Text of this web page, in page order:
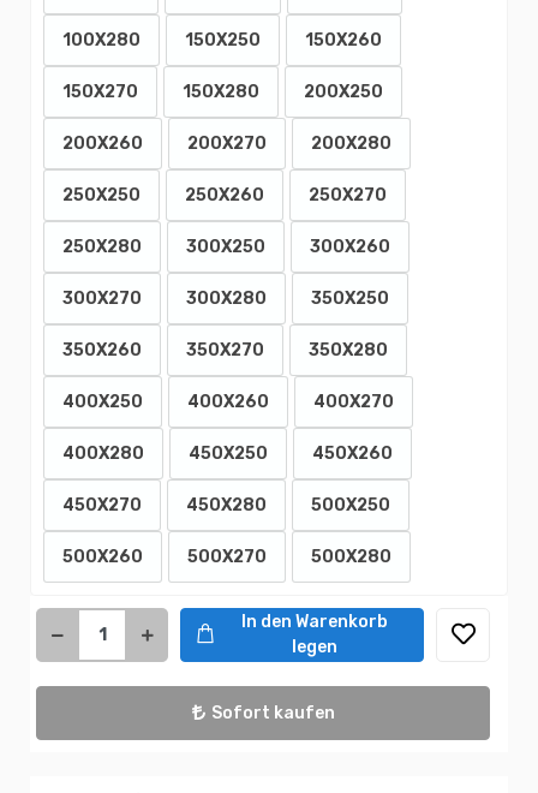
100X280 150X250 150X260
150X270 150X280 200X250
200X260 200X270 200X280
250X250 250X260 250X270
250X280 300X250 300X260
300X270 300X280 350X250
350X260 350X270 350X280
400X250 400X260 400X270
400X280 450X250 450X260
450X270 450X280 500X250
500X260 500X270 500X280
In den Warenkorb
legen
Sofort kaufen